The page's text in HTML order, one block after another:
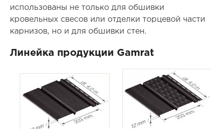
использованы не только для обшивки
кровельных свесов или отделки торцевой части
карнизов, но и для обшивки стен.
Линейка продукции Gamrat